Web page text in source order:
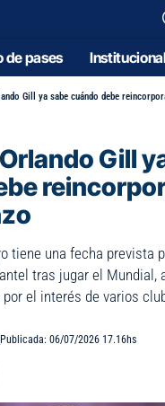
de pases
Gill ya sabe cuándo debe
Gill
tiene una fecha prevista
tras jugar el Mundial,
el interés de varios
Publicada: 06/07/2026 17.16hs